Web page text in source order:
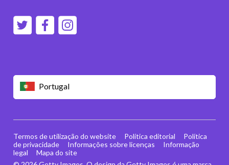
Portugal
Termos de utilização do website Política editorial
Política
de privacidade
Informações sobre licenças
Informação
legal
Mapa do site